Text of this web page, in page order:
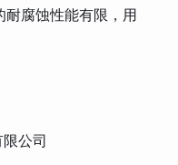
耐腐蚀性能有限，用
公司